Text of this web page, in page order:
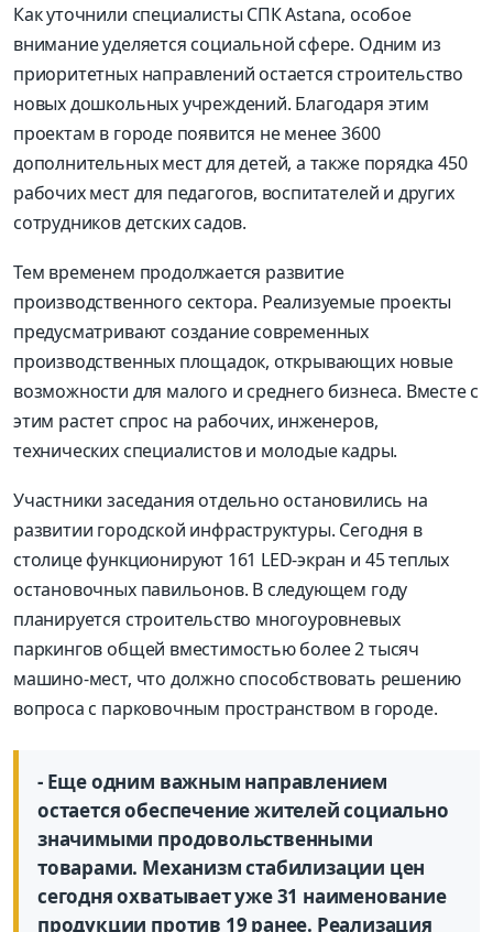
Как уточнили специалисты СПК Astana, особое
внимание уделяется социальной сфере. Одним из
приоритетных направлений остается строительство
новых дошкольных учреждений. Благодаря этим
проектам в городе появится не менее 3600
дополнительных мест для детей, а также порядка 450
рабочих мест для педагогов, воспитателей и других
сотрудников детских садов.
Тем временем продолжается развитие
производственного сектора. Реализуемые проекты
предусматривают создание современных
производственных площадок, открывающих новые
возможности для малого и среднего бизнеса. Вместе с
этим растет спрос на рабочих, инженеров,
технических специалистов и молодые кадры.
Участники заседания отдельно остановились на
развитии городской инфраструктуры. Сегодня в
столице функционируют 161 LED-экран и 45 теплых
остановочных павильонов. В следующем году
планируется строительство многоуровневых
паркингов общей вместимостью более 2 тысяч
машино-мест, что должно способствовать решению
вопроса с парковочным пространством в городе.
- Еще одним важным направлением
остается обеспечение жителей социально
значимыми продовольственными
товарами. Механизм стабилизации цен
сегодня охватывает уже 31 наименование
продукции против 19 ранее. Реализация